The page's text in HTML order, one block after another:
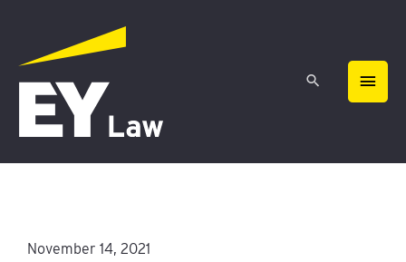
springen
November 14, 2021